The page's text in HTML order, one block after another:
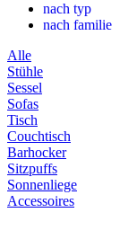
nach typ
nach familie
Alle
Stühle
Sessel
Sofas
Tisch
Couchtisch
Barhocker
Sitzpuffs
Sonnenliege
Accessoires